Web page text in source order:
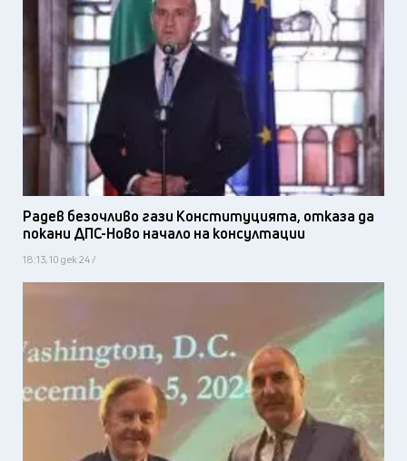
Радев безочливо гази Конституцията, отказа да
покани ДПС-Ново начало на консултации
18:13, 10 дек 24 /